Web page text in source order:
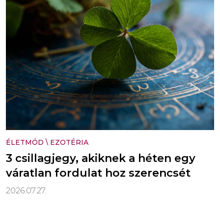
ÉLETMÓD \ EZOTÉRIA
3 csillagjegy, akiknek a héten egy
váratlan fordulat hoz szerencsét
2026.07.27.